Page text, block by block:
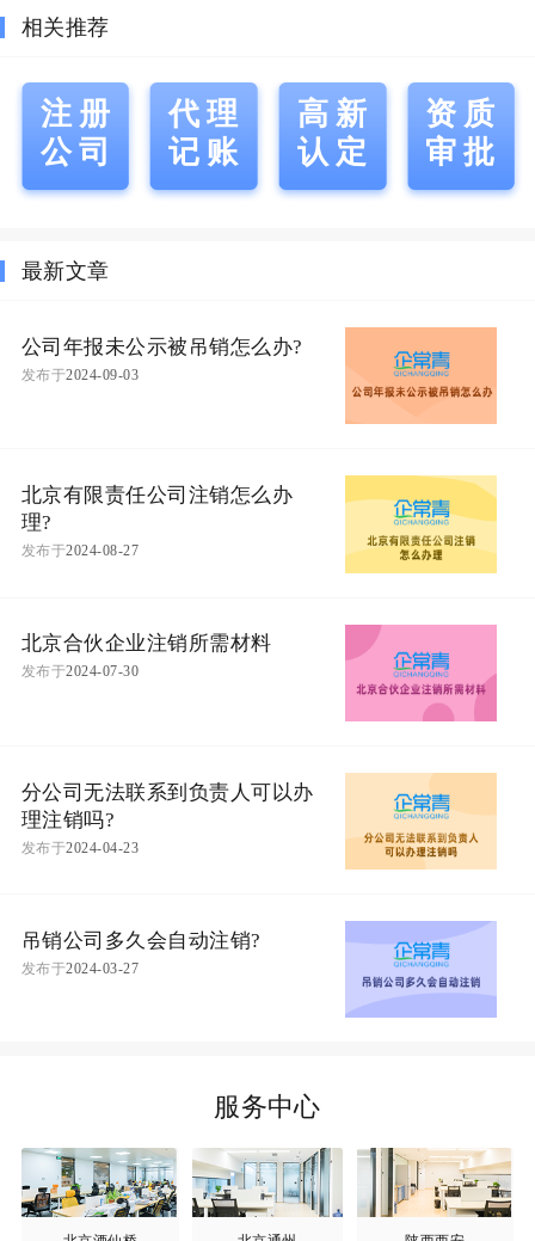
相关推荐
注册
公司
代理
记账
高新
认定
资质
审批
最新文章
公司年报未公示被吊销怎么办?
发布于2024-09-03
北京有限责任公司注销怎么办
理?
发布于2024-08-27
北京合伙企业注销所需材料
发布于2024-07-30
分公司无法联系到负责人可以办
理注销吗?
发布于2024-04-23
吊销公司多久会自动注销?
发布于2024-03-27
服务中心